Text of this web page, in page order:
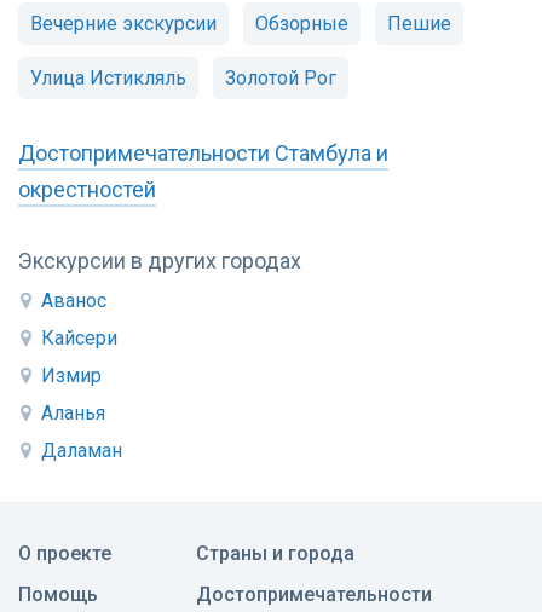
Экскурсии в других городах
Аванос
Кайсери
Измир
Аланья
Даламан
Вечерние экскурсии Обзорные Пешие
Улица Истикляль Золотой Рог
Достопримечательности Стамбула и
окрестностей
О проекте
Помощь
Страны и города
Достопримечательности